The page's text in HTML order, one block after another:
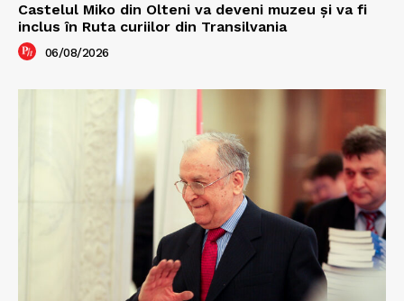
Castelul Miko din Olteni va deveni muzeu şi va fi
inclus în Ruta curiilor din Transilvania
06/08/2026